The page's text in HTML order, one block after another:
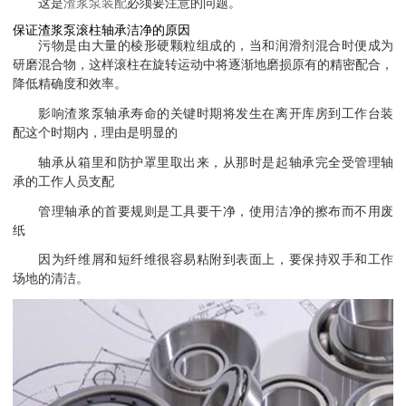
保证渣浆泵滚柱轴承洁净的原因
污物是由大量的棱形硬颗粒组成的，当和润滑剂混合时便成为
研磨混合物，这样滚柱在旋转运动中将逐渐地磨损原有的精密配合，
降低精确度和效率。
影响渣浆泵轴承寿命的关键时期将发生在离开库房到工作台装
配这个时期内，理由是明显的
轴承从箱里和防护罩里取出来，从那时是起轴承完全受管理轴
承的工作人员支配
管理轴承的首要规则是工具要干净，使用洁净的擦布而不用废
纸
因为纤维屑和短纤维很容易粘附到表面上，要保持双手和工作
场地的清洁。